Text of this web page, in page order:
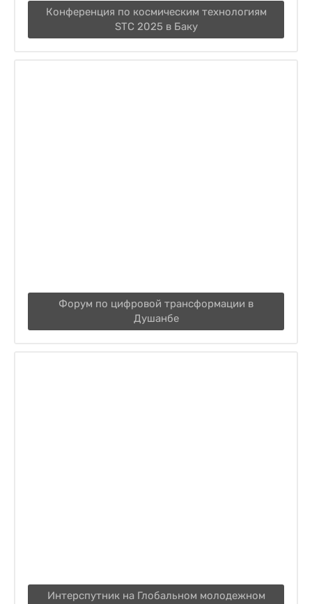
Конференция по космическим технологиям
STC 2025 в Баку
Форум по цифровой трансформации в
Душанбе
Интерспутник на Глобальном молодежном